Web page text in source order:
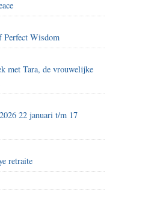
Perfect Wisdom
met Tara, de vrouwelijke
22 januari t/m 17
retraite